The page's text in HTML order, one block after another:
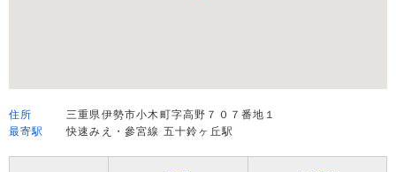
住所
三重県伊勢市小木町字高野７０７番地１
最寄駅
快速みえ・參宮線 五十鈴ヶ丘駅